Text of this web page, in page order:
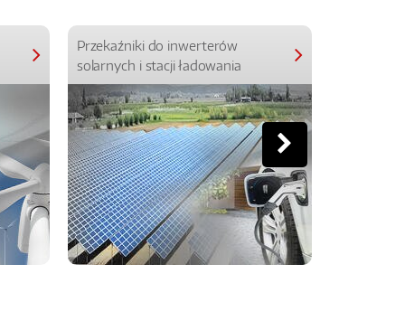
Przekaźniki do inwerterów
solarnych i stacji ładowania